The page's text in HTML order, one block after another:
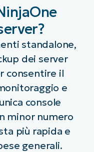
standalone,
dei server
consentire il
e
console
minor numero
più rapida e
generali.